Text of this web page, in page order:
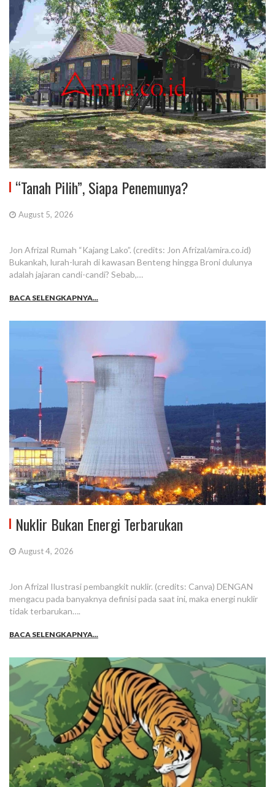
“Tanah Pilih”, Siapa Penemunya?
August 5, 2026
Jon Afrizal Rumah “Kajang Lako”. (credits: Jon Afrizal/amira.co.id)
Bukankah, lurah-lurah di kawasan Benteng hingga Broni dulunya
adalah jajaran candi-candi? Sebab,…
BACA SELENGKAPNYA...
Nuklir Bukan Energi Terbarukan
August 4, 2026
Jon Afrizal Ilustrasi pembangkit nuklir. (credits: Canva) DENGAN
mengacu pada banyaknya definisi pada saat ini, maka energi nuklir
tidak terbarukan….
BACA SELENGKAPNYA...